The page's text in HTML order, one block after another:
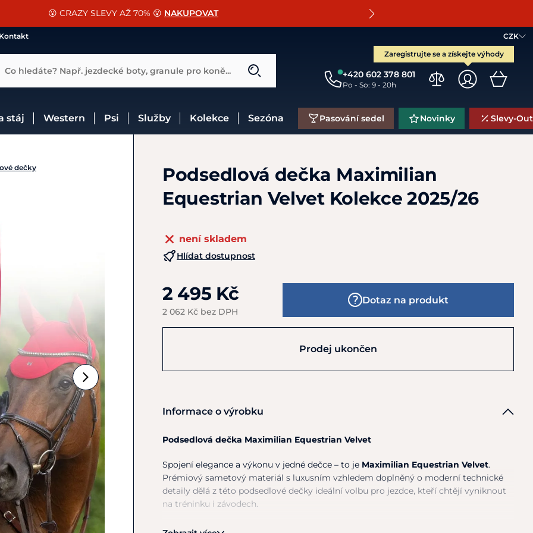
SLEVA 13% na vše od Cassini! CHCI SLEVU
😮 CRAZY SLEVY AŽ 70% 😮 NAKUPOVAT
a doplňky k vybraným sedlům ZDARMA 🐴
CZK
Zaregistrujte se a získejte výhody
+420 602 378 801
Po - So: 9 - 20h
Co hledáte? Např. jezdecké boty, granule pro koně...
stáj Western Psi Služby Kolekce Sezóna Pasování sedel Novinky Slevy-
dečky
Podsedlová dečka Maximilian
Equestrian Velvet Kolekce 2025/26
není skladem
Hlídat dostupnost
2 495 Kč
2 062 Kč bez DPH
Dotaz na produkt
Prodej ukončen
Informace o výrobku
Podsedlová dečka Maximilian Equestrian Velvet
Spojení elegance a výkonu v jedné dečce – to je Maximilian Equestrian Velvet.
Prémiový sametový materiál s luxusním vzhledem doplněný o moderní technické
detaily dělá z této podsedlové dečky ideální volbu pro jezdce, kteří chtějí vyniknout
na tréninku i závodech.
Proč si vybrat Maximilian Velvet?